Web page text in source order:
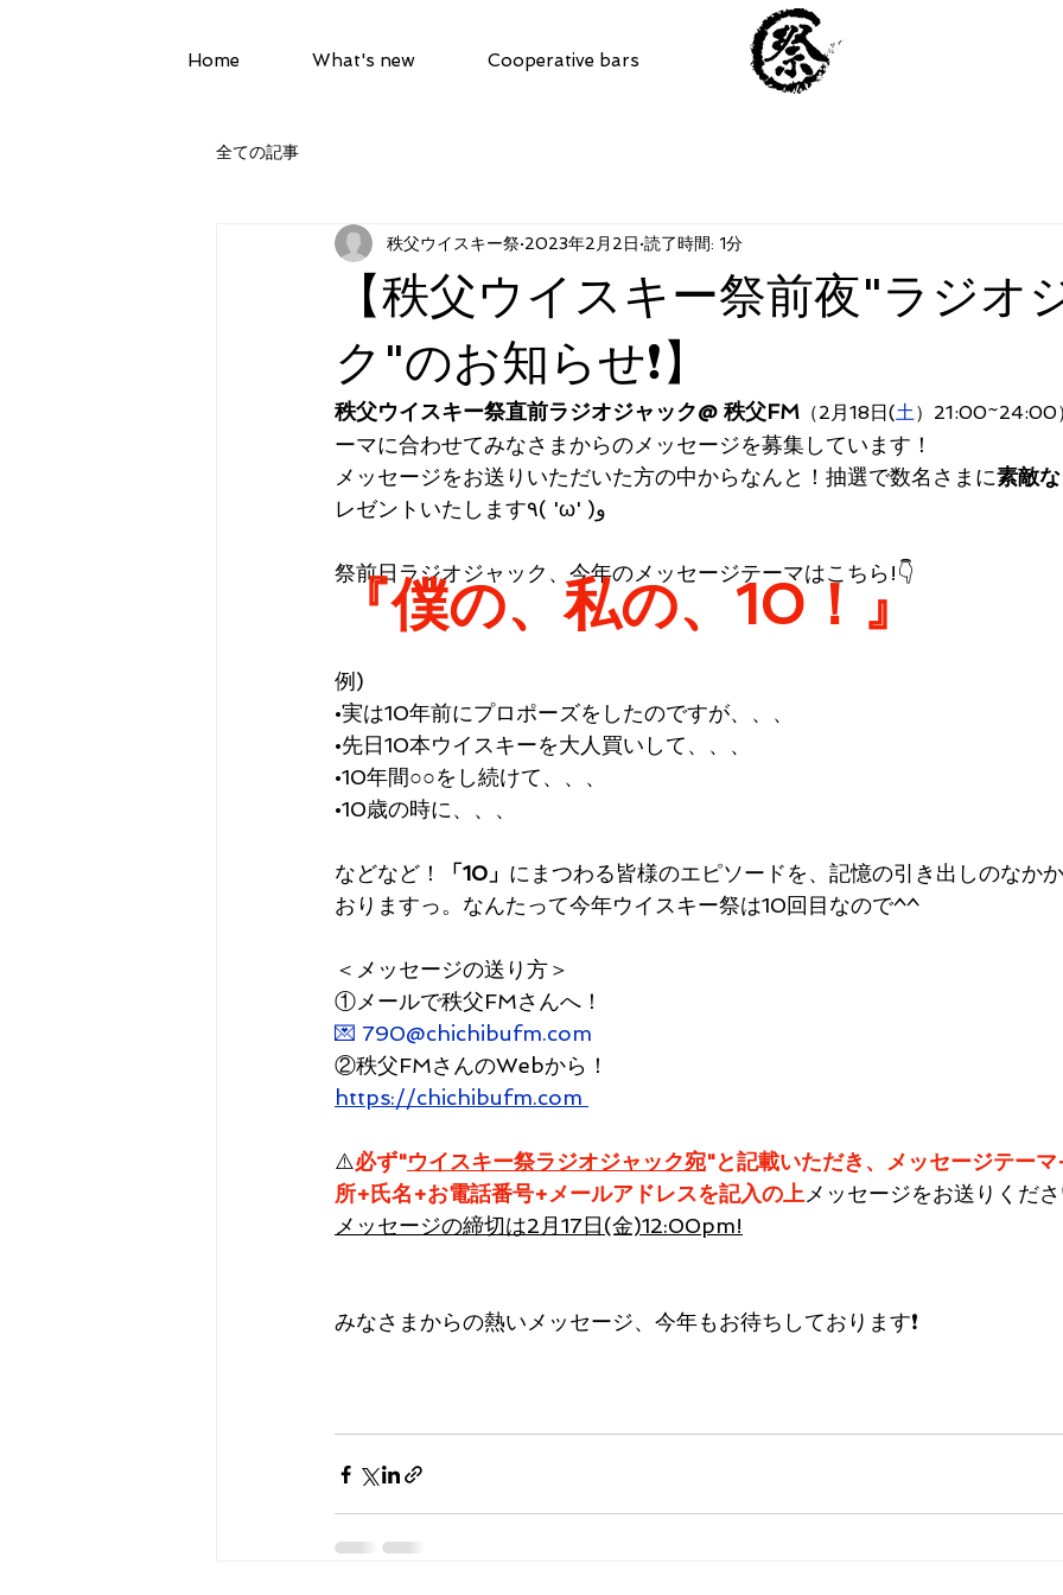
Home What's new Cooperative bars
全ての記事
【秩父ウイスキー祭前夜"ラジオ
ク"のお知らせ❗️】
秩父ウイスキー祭 2023年2月2日 読了時間: 1分
秩父ウイスキー祭直前ラジオジャック@ 秩父FM （2月18日(土）21:00~24:00
ーマに合わせてみなさまからのメッセージを募集しています！
メッセージをお送りいただいた方の中からなんと！抽選で数名さまに素敵
祭前日ラジオジャック、今年のメッセージテーマはこちら!👇
『僕の、私の、10！』
例)
•実は10年前にプロポーズをしたのですが、、、
•先日10本ウイスキーを大人買いして、、、
•10年間○○をし続けて、、、
•10歳の時に、、、
などなど！ 「10」 にまつわる皆様のエピソードを、記憶の引き出しのなか
おりますっ。なんたって今年ウイスキー祭は10回目なので^^
＜メッセージの送り方＞
①メールで秩父FMさんへ！
💌 790@chichibufm.com
②秩父FMさんのWebから！
https://chichibufm.com
⚠️必ず"ウイスキー祭ラジオジャック宛"と記載いただき、メッセージテー
所+氏名+お電話番号+メールアドレスを記入の上メッセージをお送りくだ
メッセージの締切は2月17日(金)12:00pm!
みなさまからの熱いメッセージ、今年もお待ちしております❗️